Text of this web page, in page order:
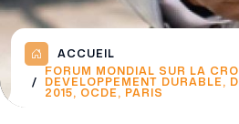
ACCUEIL
FORUM MONDIAL SUR LA
DEVELOPPEMENT DURABLE,
2015, OCDE, PARIS